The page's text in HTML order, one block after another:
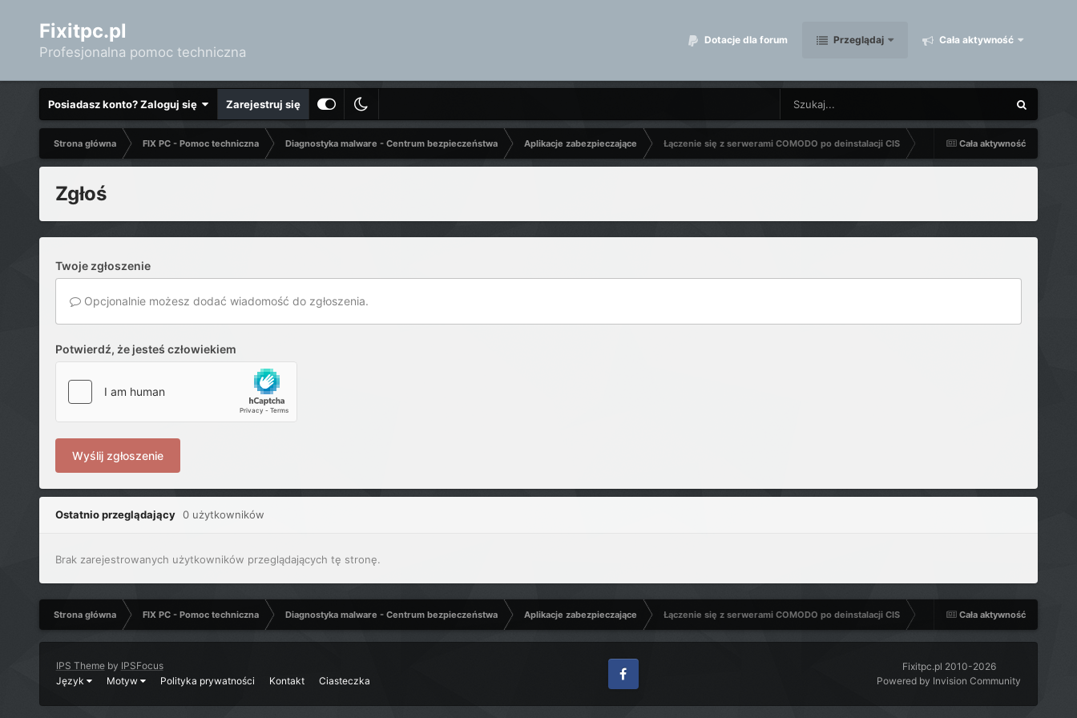
Fixitpc.pl
Profesjonalna pomoc techniczna
Dotacje dla forum Przeglądaj Cała aktywność
Posiadasz konto? Zaloguj się Zarejestruj się
Cała aktywność
Strona główna FIX PC - Pomoc techniczna Diagnostyka malware - Centrum bezpieczeństwa Aplikacje zabezpieczające Łączenie się z serwerami COMODO po deinstalacji CIS
Zgłoś
Twoje zgłoszenie
Opcjonalnie możesz dodać wiadomość do zgłoszenia.
Potwierdź, że jesteś człowiekiem
Wyślij zgłoszenie
Ostatnio przeglądający 0 użytkowników
Brak zarejestrowanych użytkowników przeglądających tę stronę.
Cała aktywność
Strona główna FIX PC - Pomoc techniczna Diagnostyka malware - Centrum bezpieczeństwa Aplikacje zabezpieczające Łączenie się z serwerami COMODO po deinstalacji CIS
IPS Themeby IPSFocus
Język
Motyw Polityka prywatności Kontakt Ciasteczka
Facebook
Fixitpc.pl 2010-2026
Powered by Invision Community